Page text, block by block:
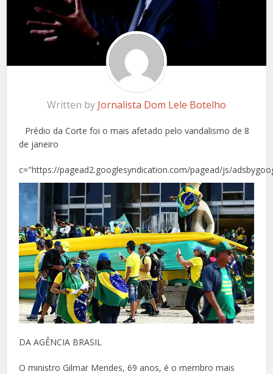
Written by Jornalista Dom Lele Botelho
Prédio da Corte foi o mais afetado pelo vandalismo de 8
de janeiro
c="https://pagead2.googlesyndication.com/pagead/js/
DA AGÊNCIA BRASIL
O ministro Gilmar Mendes, 69 anos, é o membro mais